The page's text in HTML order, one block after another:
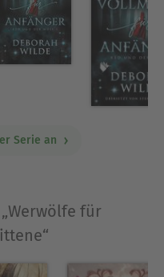
Serie an
für